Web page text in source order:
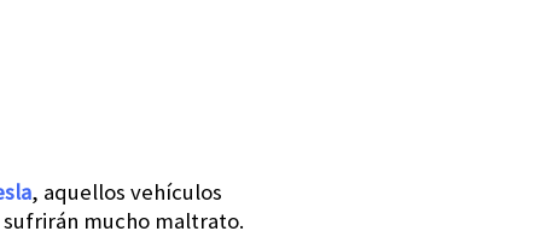
, aquellos vehículos
mucho maltrato.